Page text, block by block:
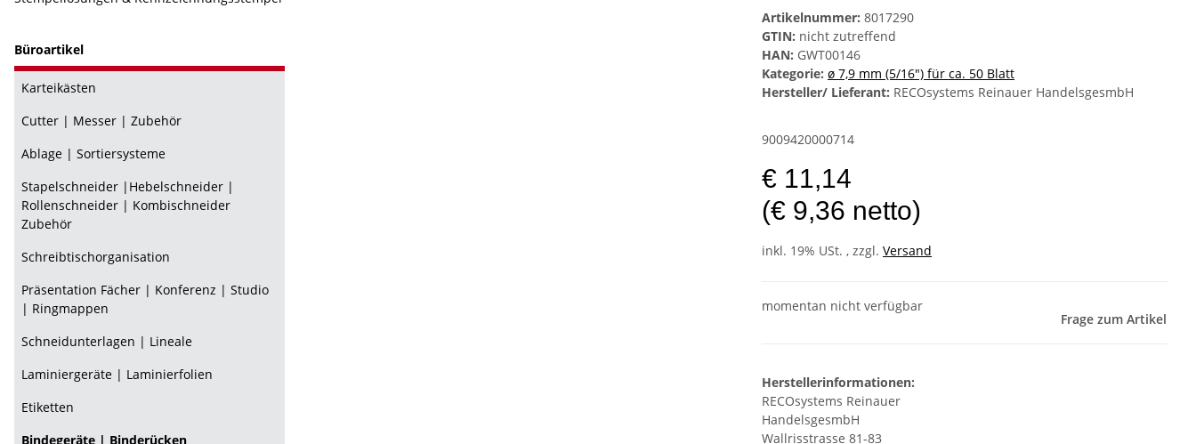
Artikelnummer: 8017290
GTIN: nicht zutreffend
HAN: GWT00146
Kategorie: ø 7,9 mm (5/16") für ca. 50 Blatt
Hersteller/ Lieferant: RECOsystems Reinauer HandelsgesmbH
9009420000714
€ 11,14
(€ 9,36 netto)
inkl. 19% USt. , zzgl. Versand
momentan nicht verfügbar
Frage zum Artikel
Herstellerinformationen:
RECOsystems Reinauer
HandelsgesmbH
Wallrisstrasse 81-83
Büroartikel
Karteikästen
Cutter | Messer | Zubehör
Ablage | Sortiersysteme
Stapelschneider |Hebelschneider |
Rollenschneider | Kombischneider
Zubehör
Schreibtischorganisation
Präsentation Fächer | Konferenz | Studio
| Ringmappen
Schneidunterlagen | Lineale
Laminiergeräte | Laminierfolien
Etiketten
Bindegeräte | Binderücken